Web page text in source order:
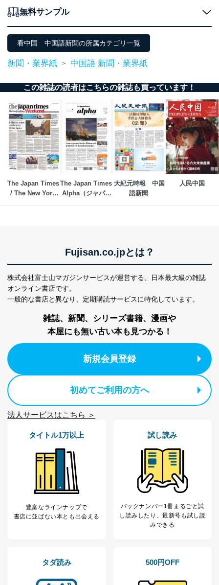
送信する場合に、当該ファイルへのパスワードを
個人情報保護マネジメントシステムの継続的改善
当社は、内部監査及びマネジメントレビューの機会を通
じて、個人情報保護マネジメントシステムを継続的に改
苦情及び相談受付け窓口
貴殿の個人情報及び当社の個人情報保護マネジメントシ
ステムに関するご相談及び苦情については以下までご連
絡ください。
適切、かつ迅速に対応させていただきます。
株式会社富士山マガジンサービス 個人情報問い合わせ
係
FAX：03-5459-7073
e-mail：
cs@fujisan.co.jp
改訂：2025年2月20日
個人情報の取扱いについて
当社は以下の個人情報保護管理者を設置し、個人情報保
護管理者の責任のもと、個人情報を取得・アクセス・利
東京都渋谷区南平台町16-11
株式会社富士山マガジンサービス
代表取締役会長 西野 伸一郎
当社が取り扱う開示対象個人情報の利用目的は次のとお
りです。
No
個人情報の種類
当社の定期購読サ
ービス等をご利用
の方の個人情報
購入商品の配送のため
商品代金回収のため
ｅメール等による商品、サービ
ス、キャンペーン等の広告の案内
個人が特定できない形で取得した
閲覧履歴や購買履歴等の情報を分
応じた新商品・サービスに関する
広告のため
お問い合わせ対応、トラブル対
当社カスタマーQ＆
サイトのサービス内容のご案内の
無料サンプル
看中国 中国語新聞の所属カテゴリ一覧
新聞・業界紙 > 中国語 新聞・業界紙
この雑誌の読者はこちらの雑誌も買っています！
The Japan Times
/ The New York
The Japan Times
Alpha（ジャパン
大紀元時報　中国
人民中国
Fujisan.co.jpとは？
株式会社富士山マガジンサービスが運営する、
日本最大級の雑誌
オンライン書店です。
一般的な書店と異なり、 定期購読サービスに特化しています。
雑誌、新聞、シリーズ書籍、漫画や
本屋にも無い古い本も見つかる！
新規会員登録
初めてご利用の方へ
法人サービスはこちら ＞
タイトル1万以上
豊富なラインナップで
書店に並ばない本とも出会える
試し読み
バックナンバー1冊まるごと試
し読み したり、最新号も試し読
みできる
タダ読み 500円OFF